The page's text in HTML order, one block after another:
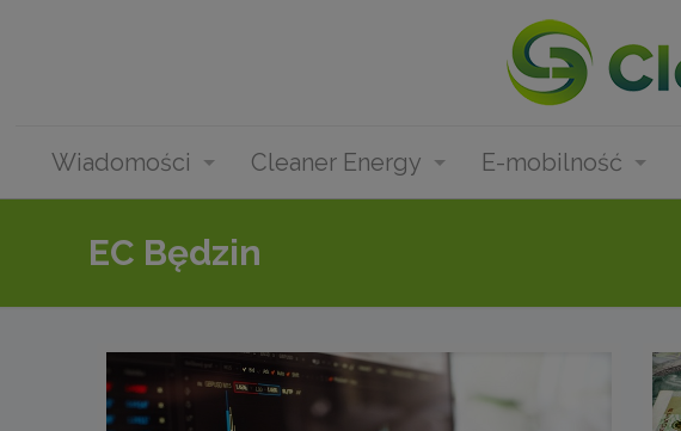
Wiadomości Cleaner Energy E-mobilność
EC Będzin